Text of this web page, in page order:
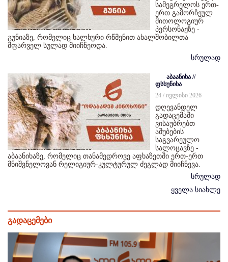
სამეგრელოს ერთ-
ერთ გამორჩეულ
მითოლოგიურ
პერსონაჟზე -
გუნიაზე, რომელიც ხალხური რწმენით ახალშობილთა
მფარველ სულად მიიჩნეოდა.
სრულად
აბაანიხა //
ფსხუნიხა
24 / ივლისი 2026
დღევანდელ
გადაცემაში
ვისაუბრებთ
აშუბების
საგვარეულო
სალოცავზე -
აბაანიხაზე, რომელიც თანამედროვე აფხაზეთში ერთ-ერთ
მნიშვნელოვან რელიგიურ-კულტურულ ძეგლად მიიჩნევა.
სრულად
ყველა სიახლე
გადაცემები